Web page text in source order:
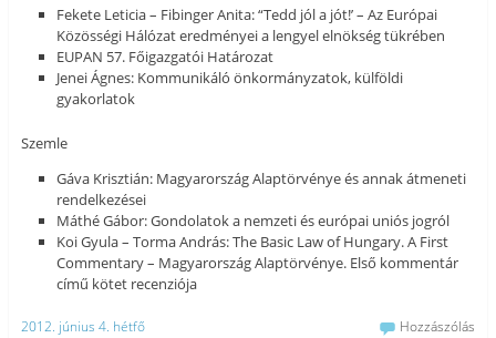
Fekete Leticia – Fibinger Anita: “Tedd jól a jót!’ – Az Európai
Közösségi Hálózat eredményei a lengyel elnökség tükrében
EUPAN 57. Főigazgatói Határozat
Jenei Ágnes: Kommunikáló önkormányzatok, külföldi
gyakorlatok
Szemle
Gáva Krisztián: Magyarország Alaptörvénye és annak átmeneti
rendelkezései
Máthé Gábor: Gondolatok a nemzeti és európai uniós jogról
Koi Gyula – Torma András: The Basic Law of Hungary. A First
Commentary – Magyarország Alaptörvénye. Első kommentár
című kötet recenziója
2012. június 4. hétfő Hozzászólás